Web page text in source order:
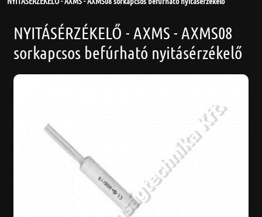
NYITÁSÉRZÉKELŐ - AXMS - AXMS08
sorkapcsos befúrható nyitásérzékelő